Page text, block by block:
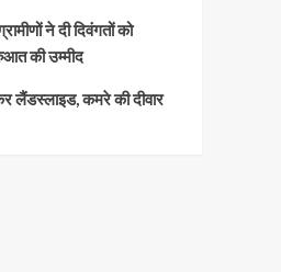
ने दी दिवंगतों को
की उम्मीद
कमरे की दीवार